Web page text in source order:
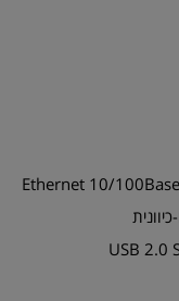
Ethernet 10/
USB 2.0